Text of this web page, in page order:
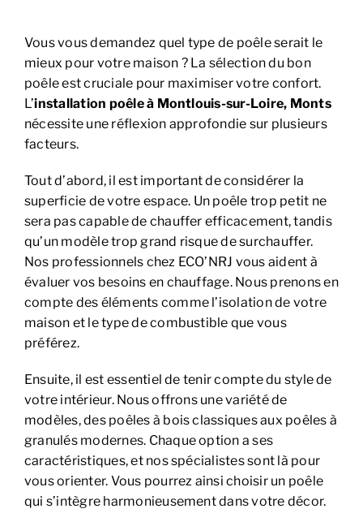
Vous vous demandez quel type de poêle serait le
mieux pour votre maison ? La sélection du bon
poêle est cruciale pour maximiser votre confort.
L’installation poêle à Montlouis-sur-Loire, Monts
nécessite une réflexion approfondie sur plusieurs
facteurs.
Tout d’abord, il est important de considérer la
superficie de votre espace. Un poêle trop petit ne
sera pas capable de chauffer efficacement, tandis
qu’un modèle trop grand risque de surchauffer.
Nos professionnels chez ECO’NRJ vous aident à
évaluer vos besoins en chauffage. Nous prenons en
compte des éléments comme l’isolation de votre
maison et le type de combustible que vous
préférez.
Ensuite, il est essentiel de tenir compte du style de
votre intérieur. Nous offrons une variété de
modèles, des poêles à bois classiques aux poêles à
granulés modernes. Chaque option a ses
caractéristiques, et nos spécialistes sont là pour
vous orienter. Vous pourrez ainsi choisir un poêle
qui s’intègre harmonieusement dans votre décor.